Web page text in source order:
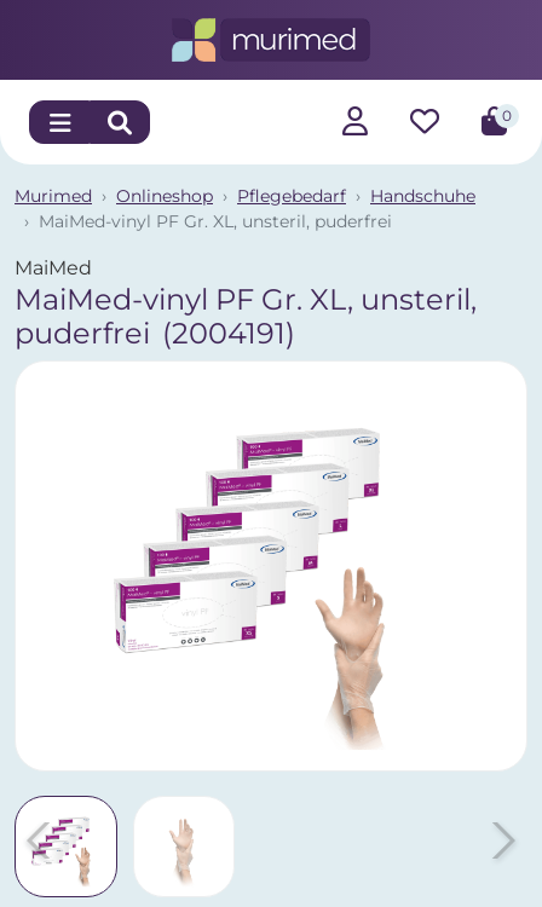
0
Murimed Onlineshop Pflegebedarf
Handschuhe
MaiMed-vinyl PF Gr. XL, unsteril, puderfrei
MaiMed
MaiMed-vinyl PF Gr. XL, unsteril,
puderfrei (2004191)